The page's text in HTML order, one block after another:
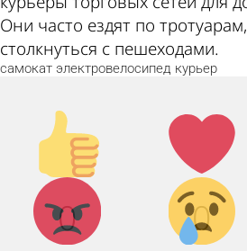
Они часто ездят по
столкнуться с пешеходами.
самокат электровелосипед курьер
Палец
вверх!
0
Лайк!
0
Агрессия! Грусть :(